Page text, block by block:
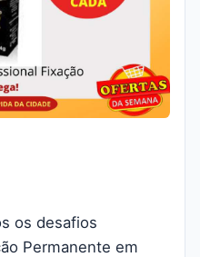
os desafios
Permanente em